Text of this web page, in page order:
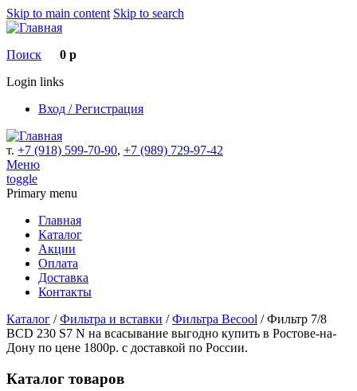
Skip to main content Skip to search
Поиск
0 р
Login links
Вход / Регистрация
т. +7 (918) 599-70-90, +7 (989) 729-97-42
Меню
toggle
Primary menu
Главная
Каталог
Акции
Оплата
Доставка
Контакты
Каталог /Фильтра и вставки /Фильтра Becool / Фильтр 7/8
BCD 230 S7 N на всасывание выгодно купить в Ростове-на-
Дону по цене 1800р. с доставкой по России.
Каталог товаров